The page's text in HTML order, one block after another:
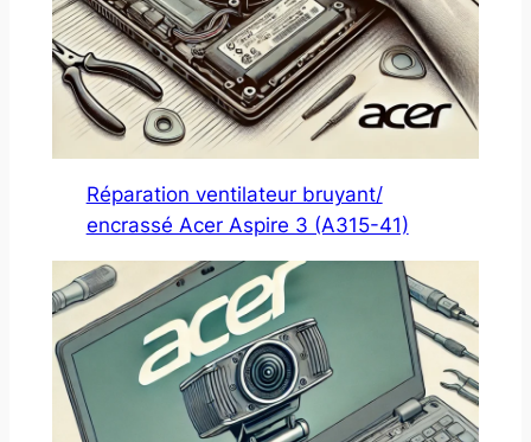
Réparation ventilateur bruyant/
encrassé Acer Aspire 3 (A315-41)